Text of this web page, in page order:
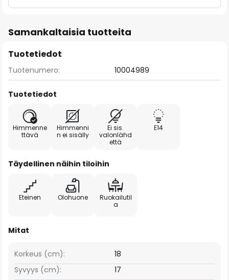
Samankaltaisia tuotteita
Tuotetiedot
Tuotenumero: 10004989
Tuotetiedot
Himmenne
ttävä
Himmenni
n ei sisälly
Ei sis.
valonlähd
että
E14
Täydellinen näihin tiloihin
Eteinen Olohuone
Ruokailutil
a
Mitat
Korkeus (cm):
18
Syvyys (cm):
17